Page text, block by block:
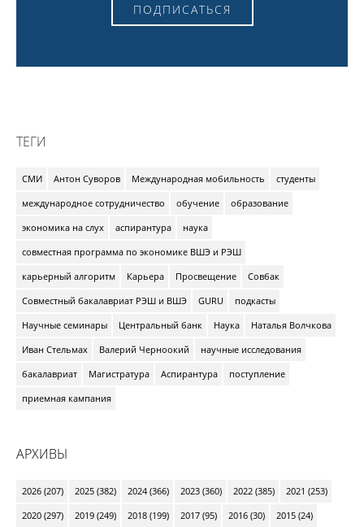
ПОДПИСАТЬСЯ
ТЕГИ
СМИ Антон Суворов Международная мобильность
студенты
международное сотрудничество
обучение
образование
экономика на слух
аспирантура
наука
совместная программа по экономике ВШЭ и РЭШ
карьерный алгоритм
Карьера Просвещение
Совбак
Совместный бакалавриат РЭШ и ВШЭ
GURU
подкасты
Научные семинары
Центральный банк Наука
Наталья Волчкова
Иван Стельмах
Валерий Черноокий
научные исследования
бакалавриат
Магистратура Аспирантура
поступление
приемная кампания
АРХИВЫ
2026 (207) 2025 (382) 2024 (366) 2023 (360) 2022 (385)
2021 (253)
2020 (297)
2019 (249) 2018 (199) 2017 (95) 2016 (30) 2015 (24)